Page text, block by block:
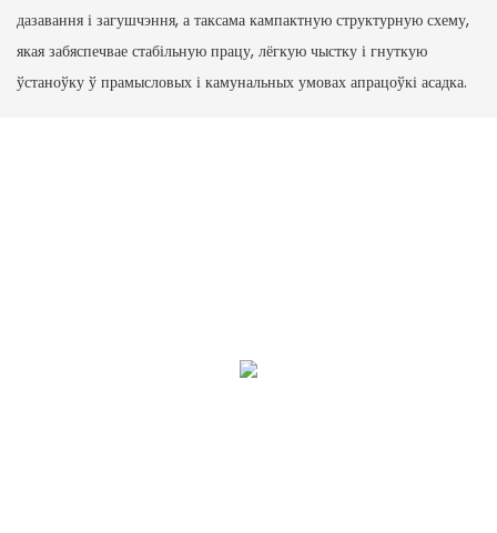
дазавання і загушчэння, а таксама кампактную структурную схему,
якая забяспечвае стабільную працу, лёгкую чыстку і гнуткую
ўстаноўку ў прамысловых і камунальных умовах апрацоўкі асадка.